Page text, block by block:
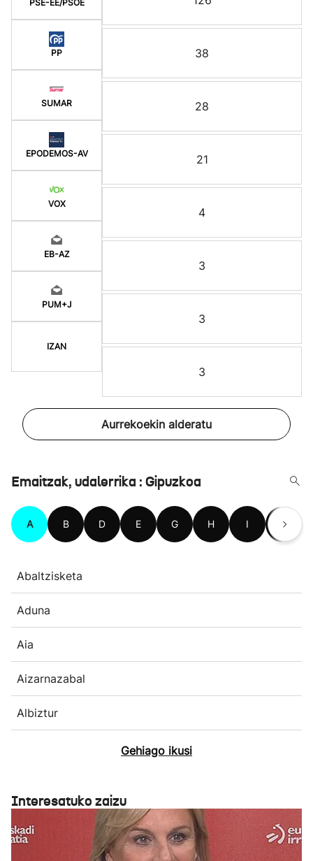
PSE-EE/PSOE
PP
SUMAR
EPODEMOS-AV
VOX
EB-AZ
PUM+J
IZAN
38
28
21
4
3
3
3
Aurrekoekin alderatu
Emaitzak, udalerrika : Gipuzkoa
A B D E G H I L
Abaltzisketa
Aduna
Aia
Aizarnazabal
Albiztur
Gehiago ikusi
Interesatuko zaizu